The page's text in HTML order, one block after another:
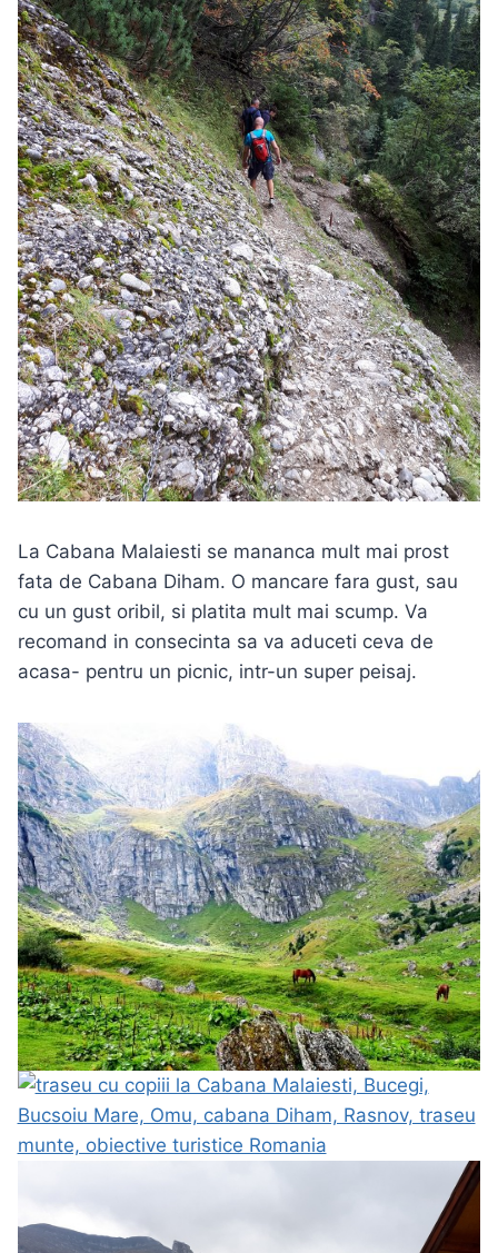
La Cabana Malaiesti se mananca mult mai prost
fata de Cabana Diham. O mancare fara gust, sau
cu un gust oribil, si platita mult mai scump. Va
recomand in consecinta sa va aduceti ceva de
acasa- pentru un picnic, intr-un super peisaj.